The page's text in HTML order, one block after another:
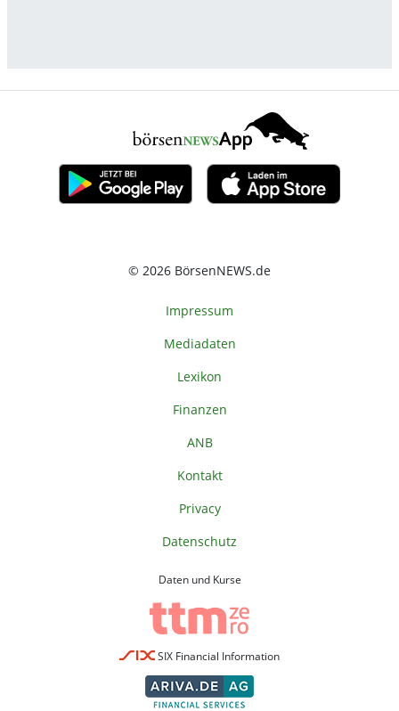
© 2026 BörsenNEWS.de
Impressum
Mediadaten
Lexikon
Finanzen
ANB
Kontakt
Privacy
Datenschutz
Daten und Kurse
SIX Financial Information